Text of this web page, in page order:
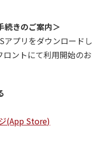
続きのご案内＞
プリをダウンロードし
ントにて利用開始のお
(App Store)